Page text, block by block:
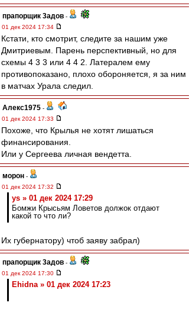
прапорщик 3адoв -
01 дек 2024 17:34
Кстати, кто смотрит, следите за нашим уже
Дмитриевым. Парень перспективный, но для
схемы 4 3 3 или 4 4 2. Латералем ему
противопоказано, плохо обороняется, я за ним
в матчах Урала следил.
Алекс1975 -
01 дек 2024 17:33
Похоже, что Крылья не хотят лишаться
финансирования.
Или у Сергеева личная вендетта.
морон -
01 дек 2024 17:32
ys » 01 дек 2024 17:29
Бомжи Крысьям Ловетов должок отдают
какой то что ли?
Их губернатору) чтоб заяву забрал)
прапорщик 3адoв -
01 дек 2024 17:30
Ehidna » 01 дек 2024 17:23